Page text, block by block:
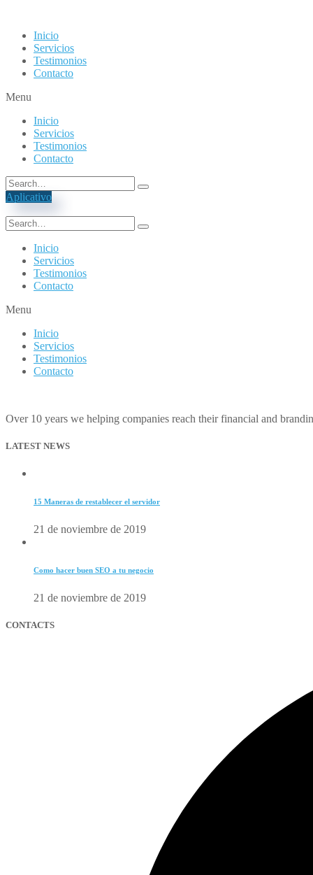
Inicio
Servicios
Testimonios
Contacto
Menu
Inicio
Servicios
Testimonios
Contacto
Aplicativo
Inicio
Servicios
Testimonios
Contacto
Menu
Inicio
Servicios
Testimonios
Contacto
Over 10 years we helping companies reach their financial and
LATEST NEWS
15 Maneras de restablecer el servidor
21 de noviembre de 2019
Como hacer buen SEO a tu negocio
21 de noviembre de 2019
CONTACTS